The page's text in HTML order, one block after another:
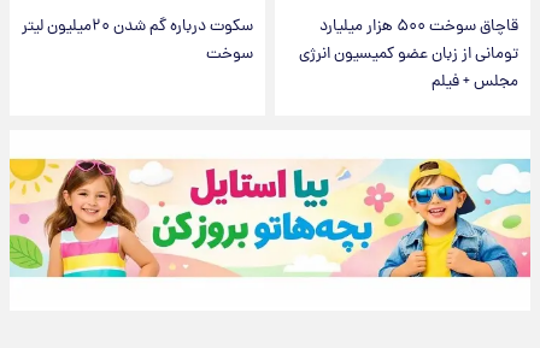
قاچاق سوخت ۵۰۰ هزار میلیارد
تومانی از زبان عضو کمیسیون انرژی
مجلس + فیلم
سکوت درباره گم شدن ۲۰میلیون لیتر
سوخت